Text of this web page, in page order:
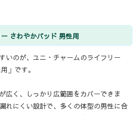
さわやかパッド 男性用
いのが、ユニ・チャームのライフリー
」です。
広く、しっかり広範囲をカバーできま
れにくい設計で、多くの体型の男性に合